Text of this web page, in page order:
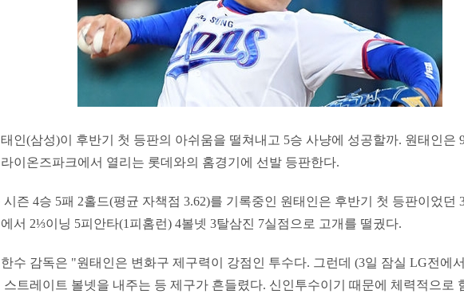
인(삼성)이 후반기 첫 등판의 아쉬움을 떨쳐내고 5승 사냥에 성공할까. 원태인은
이온즈파크에서 열리는 롯데와의 홈경기에 선발 등판한다.
시즌 4승 5패 2홀드(평균 자책점 3.62)를 기록중인 원태인은 후반기 첫 등판이었던
서 2⅓이닝 5피안타(1피홈런) 4볼넷 3탈삼진 7실점으로 고개를 떨궜다.
수 감독은 "원태인은 변화구 제구력이 강점인 투수다. 그런데 (3일 잠실 LG전에
스트레이트 볼넷을 내주는 등 제구가 흔들렸다. 신인투수이기 때문에 체력적으로